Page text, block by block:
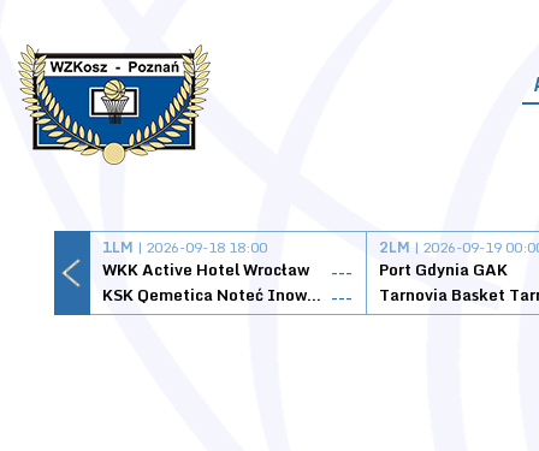
1LM | 2026-09-18 18:00
WKK Active Hotel Wrocław
---
KSK Qemetica Noteć Inowrocław ---
2LM | 2026-09-19
Port Gdynia GAK